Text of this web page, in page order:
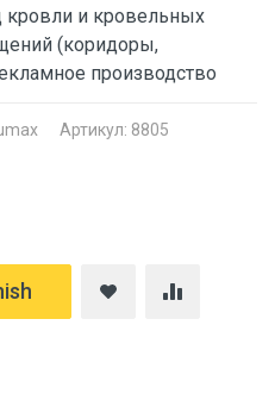
кровли и кровельных
(коридоры,
производство
Артикул: 8805